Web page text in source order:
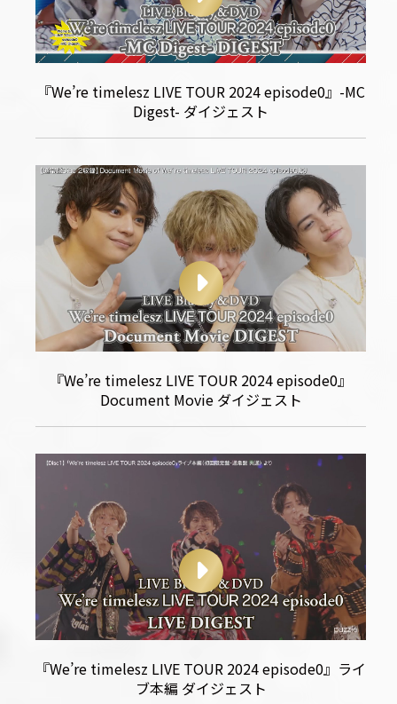
『We’re timelesz LIVE TOUR 2024 episode0』-MC
Digest- ダイジェスト
『We’re timelesz LIVE TOUR 2024 episode0』
Document Movie ダイジェスト
『We’re timelesz LIVE TOUR 2024 episode0』ライ
ブ本編 ダイジェスト